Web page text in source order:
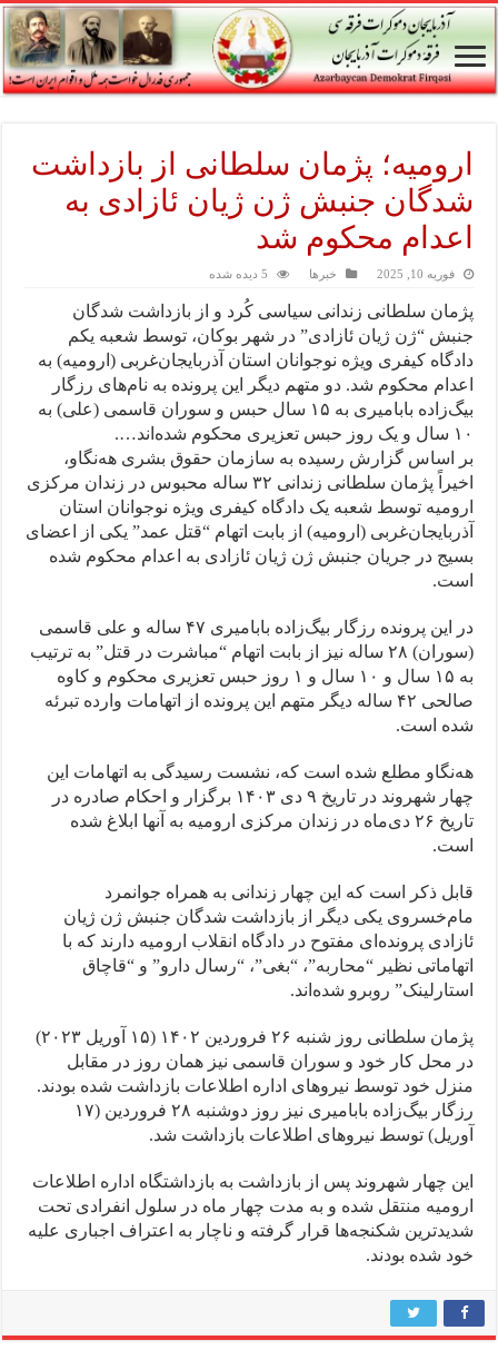
ارومیه؛ پژمان سلطانی از بازداشت
شدگان جنبش ژن ژیان ئازادی به
اعدام محکوم شد
فوریه 10, 2025 خبرها 5 دیده شده
پژمان سلطانی زندانی سیاسی کُرد و از بازداشت شدگان
جنبش “ژن ژیان ئازادی” در شهر بوکان، توسط شعبه یکم
دادگاه کیفری ویژه نوجوانان استان آذربایجان‌غربی (ارومیه) به
اعدام محکوم شد. دو متهم دیگر این پرونده به نام‌های رزگار
بیگ‌زاده بابامیری به ۱۵ سال حبس و سوران قاسمی (علی) به
۱۰ سال و یک روز حبس تعزیری محکوم شده‌اند….
بر اساس گزارش رسیده به سازمان حقوق بشری هه‌نگاو،
اخیراً پژمان سلطانی زندانی ۳۲ ساله محبوس در زندان مرکزی
ارومیه توسط شعبه یک دادگاه کیفری ویژه نوجوانان استان
آذربایجان‌غربی (ارومیه) از بابت اتهام “قتل عمد” یکی از اعضای
بسیج در جریان جنبش ژن ژیان ئازادی به اعدام محکوم شده
است.
در این پرونده رزگار بیگ‌زاده بابامیری ۴۷ ساله و علی قاسمی
(سوران) ۲۸ ساله نیز از بابت اتهام “مباشرت در قتل” به ترتیب
به ۱۵ سال و ۱۰ سال و ۱ روز حبس تعزیری محکوم و کاوه
صالحی ۴۲ ساله دیگر متهم این پرونده از اتهامات وارده تبرئه
شده است.
هه‌نگاو مطلع شده است که، نشست رسیدگی به اتهامات این
چهار شهروند در تاریخ ۹ دی ۱۴۰۳ برگزار و احکام صادره در
تاریخ ۲۶ دی‌ماه در زندان مرکزی ارومیه به آنها ابلاغ شده
است.
قابل ذکر است که این چهار زندانی به همراه جوانمرد
مام‌خسروی یکی دیگر از بازداشت شدگان جنبش ژن ژیان
ئازادی پرونده‌ای مفتوح در دادگاه انقلاب ارومیه دارند که با
اتهاماتی نظیر “محاربه”، “بغی”، “رسال دارو” و “قاچاق
استارلینک” روبرو شده‌اند.
پژمان سلطانی روز شنبه ۲۶ فروردین ۱۴۰۲ (۱۵ آوریل ۲۰۲۳)
در محل کار خود و سوران قاسمی نیز همان روز در مقابل
منزل خود توسط نیروهای اداره اطلاعات بازداشت شده بودند.
رزگار بیگ‌زاده بابامیری نیز روز دوشنبه ۲۸ فروردین (۱۷
آوریل) توسط نیروهای اطلاعات بازداشت شد.
این چهار شهروند پس از بازداشت به بازداشتگاه اداره اطلاعات
ارومیه منتقل شده و به مدت چهار ماه در سلول انفرادی تحت
شدیدترین شکنجه‌ها قرار گرفته و ناچار به اعتراف اجباری علیه
خود شده بودند.